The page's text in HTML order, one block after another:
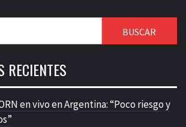
RECIENTES
en vivo en Argentina: “Poco riesgo y